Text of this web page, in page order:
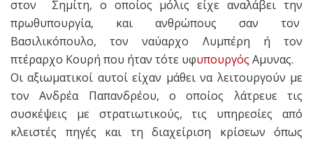
στον Σημίτη, ο οποίος μόλις είχε αναλάβει την
πρωθυπουργία, και ανθρώπους σαν τον
Βασιλικόπουλο, τον ναύαρχο Λυμπέρη ή τον
πτέραρχο Κουρή που ήταν τότε υφυπουργός Αμυνας.
Οι αξιωματικοί αυτοί είχαν μάθει να λειτουργούν με
τον Ανδρέα Παπανδρέου, ο οποίος λάτρευε τις
συσκέψεις με στρατιωτικούς, τις υπηρεσίες από
κλειστές πηγές και τη διαχείριση κρίσεων όπως